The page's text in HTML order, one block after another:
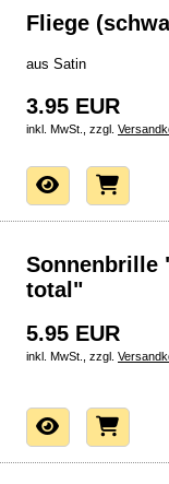
Fliege
aus Satin
3.95 EUR
inkl. MwSt., zzgl.
Sonnenbrille
total"
5.95 EUR
inkl. MwSt., zzgl.